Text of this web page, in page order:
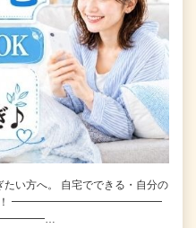
たい方へ。 自宅でできる・自分の
なし！ ━━━━━━━━━━━━━━
━━━━━…